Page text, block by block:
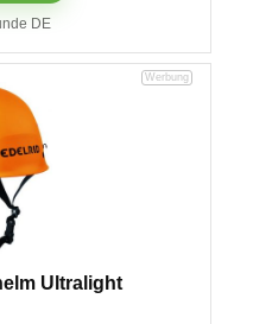
DE
Ultralight